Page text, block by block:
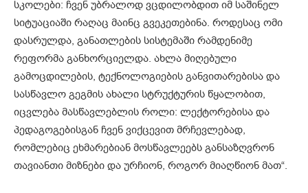
სკოლები: ჩვენ უბრალოდ ვცდილობდით იმ საშინელ
სიტუაციაში რაღაც მაინც გვეკეთებინა. როდესაც ომი
დასრულდა, განათლების სისტემაში რამდენიმე
რეფორმა განხორციელდა. ახლა მიღებული
გამოცდილების, ტექნოლოგიების განვითარებისა და
სასწავლო გეგმის ახალი სტრუქტურის წყალობით,
იცვლება მასწავლებლის როლი: ლექტორებისა და
პედაგოგებისგან ჩვენ ვიქცევით მრჩევლებად,
რომლებიც ეხმარებიან მოსწავლეებს განსაზღვრონ
თავიანთი მიზნები და ურჩიონ, როგორ მიაღწიონ მათ“.